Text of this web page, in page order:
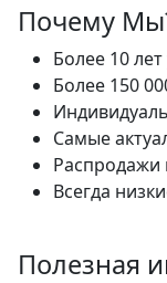
Почему
Более 10
Более 150
Самые
Распродажи
Всегда
Полезная